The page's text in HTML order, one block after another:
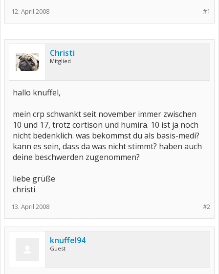
#1
12. April 2008
Christi
Mitglied
hallo knuffel,
mein crp schwankt seit november immer zwischen
10 und 17, trotz cortison und humira. 10 ist ja noch
nicht bedenklich. was bekommst du als basis-medi?
kann es sein, dass da was nicht stimmt? haben auch
deine beschwerden zugenommen?
liebe grüße
christi
#2
13. April 2008
knuffel94
Guest